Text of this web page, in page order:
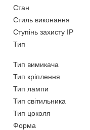
Стан
Стиль виконання
Ступінь захисту IP
Тип
Тип вимикача
Тип кріплення
Тип лампи
Тип світильника
Тип цоколя
Форма